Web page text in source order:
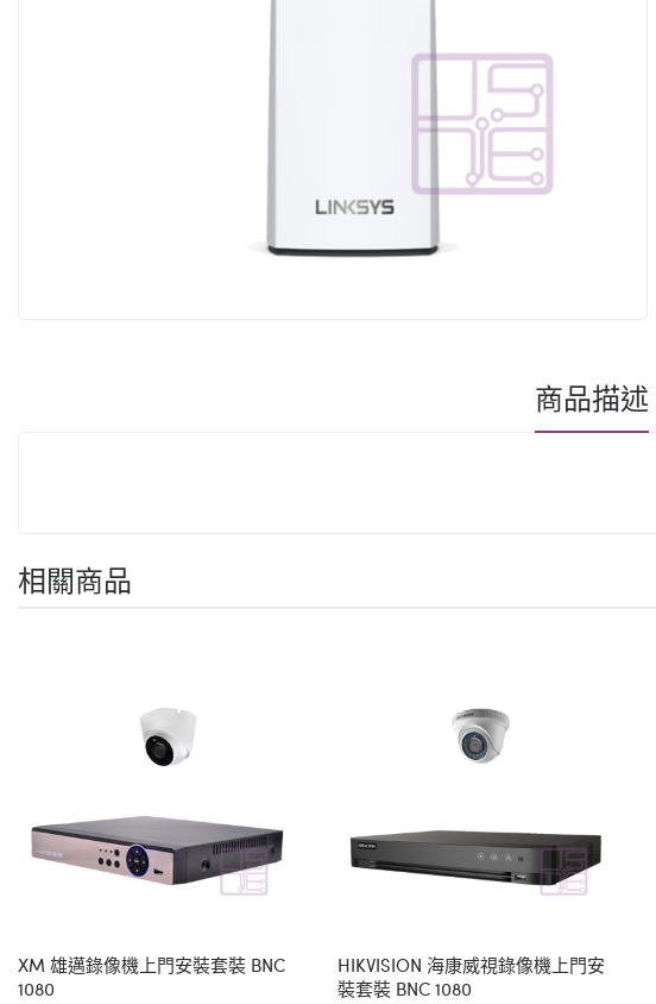
商品描述
相關商品
XM 雄邁錄像機上門安裝套裝 BNC
1080
HIKVISION 海康威視錄像機上門安
裝套裝 BNC 1080